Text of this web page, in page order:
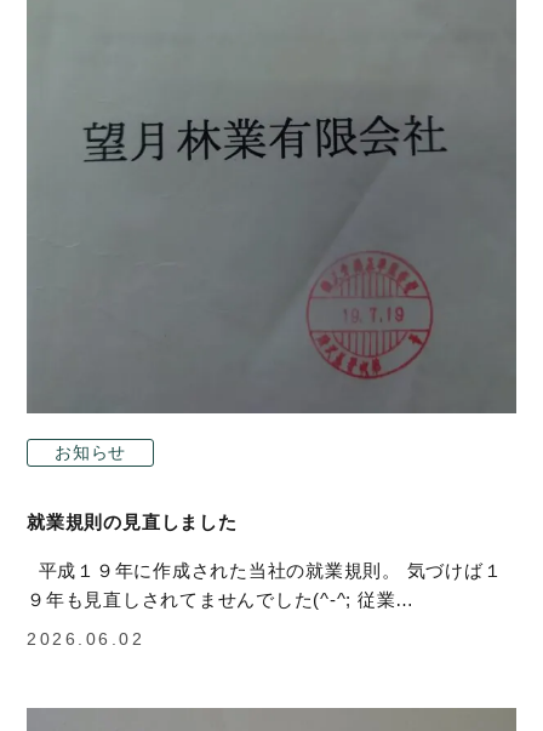
お知らせ
就業規則の見直しました
平成１９年に作成された当社の就業規則。 気づけば１
９年も見直しされてませんでした(^-^; 従業…
2026.06.02